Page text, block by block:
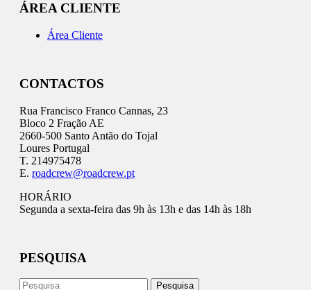
ÁREA CLIENTE
Área Cliente
CONTACTOS
Rua Francisco Franco Cannas, 23
Bloco 2 Fração AE
2660-500 Santo Antão do Tojal
Loures Portugal
T. 214975478
E. roadcrew@roadcrew.pt
HORÁRIO
Segunda a sexta-feira das 9h às 13h e das 14h às 18h
PESQUISA